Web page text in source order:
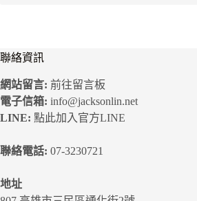
聯絡資訊
網站留言: 前往留言板
電子信箱: info@jacksonlin.net
LINE: 點此加入官方LINE
聯絡電話: 07-3230721
地址